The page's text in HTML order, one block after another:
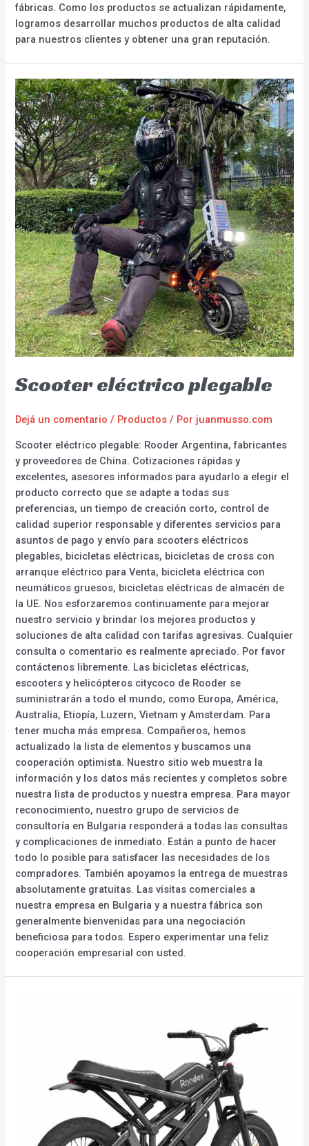
fábricas. Como los productos se actualizan rápidamente,
logramos desarrollar muchos productos de alta calidad
para nuestros clientes y obtener una gran reputación.
Scooter eléctrico plegable
Dejá un comentario / Productos / Por juanmusso.com
Scooter eléctrico plegable: Rooder Argentina, fabricantes
y proveedores de China. Cotizaciones rápidas y
excelentes, asesores informados para ayudarlo a elegir el
producto correcto que se adapte a todas sus
preferencias, un tiempo de creación corto, control de
calidad superior responsable y diferentes servicios para
asuntos de pago y envío para scooters eléctricos
plegables, bicicletas eléctricas, bicicletas de cross con
arranque eléctrico para Venta, bicicleta eléctrica con
neumáticos gruesos, bicicletas eléctricas de almacén de
la UE. Nos esforzaremos continuamente para mejorar
nuestro servicio y brindar los mejores productos y
soluciones de alta calidad con tarifas agresivas. Cualquier
consulta o comentario es realmente apreciado. Por favor
contáctenos libremente. Las bicicletas eléctricas,
escooters y helicópteros citycoco de Rooder se
suministrarán a todo el mundo, como Europa, América,
Australia, Etiopía, Luzern, Vietnam y Amsterdam. Para
tener mucha más empresa. Compañeros, hemos
actualizado la lista de elementos y buscamos una
cooperación optimista. Nuestro sitio web muestra la
información y los datos más recientes y completos sobre
nuestra lista de productos y nuestra empresa. Para mayor
reconocimiento, nuestro grupo de servicios de
consultoría en Bulgaria responderá a todas las consultas
y complicaciones de inmediato. Están a punto de hacer
todo lo posible para satisfacer las necesidades de los
compradores. También apoyamos la entrega de muestras
absolutamente gratuitas. Las visitas comerciales a
nuestra empresa en Bulgaria y a nuestra fábrica son
generalmente bienvenidas para una negociación
beneficiosa para todos. Espero experimentar una feliz
cooperación empresarial con usted.